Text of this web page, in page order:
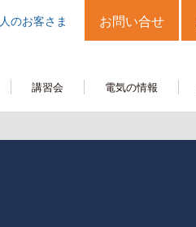
のお客さま お問い合せ
講習会 電気の情報